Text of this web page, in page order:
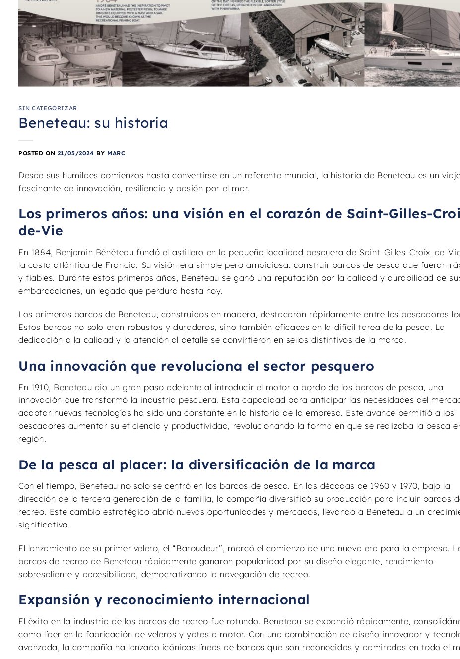
SIN CATEGORIZAR
Beneteau: su historia
POSTED ON 21/05/2024 BY MARC
Desde sus humildes comienzos hasta convertirse en un referente mundial, la historia de Beneteau es un viaje
fascinante de innovación, resiliencia y pasión por el mar.
Los primeros años: una visión en el corazón de Saint-Gilles-
de-Vie
En 1884, Benjamin Bénéteau fundó el astillero en la pequeña localidad pesquera de Saint-Gilles-Croix-de-
la costa atlántica de Francia. Su visión era simple pero ambiciosa: construir barcos de pesca que fueran
y fiables. Durante estos primeros años, Beneteau se ganó una reputación por la calidad y durabilidad de
embarcaciones, un legado que perdura hasta hoy.
Los primeros barcos de Beneteau, construidos en madera, destacaron rápidamente entre los pescadores
Estos barcos no solo eran robustos y duraderos, sino también eficaces en la difícil tarea de la pesca. La
dedicación a la calidad y la atención al detalle se convirtieron en sellos distintivos de la marca.
Una innovación que revoluciona el sector pesquero
En 1910, Beneteau dio un gran paso adelante al introducir el motor a bordo de los barcos de pesca, una
innovación que transformó la industria pesquera. Esta capacidad para anticipar las necesidades del
adaptar nuevas tecnologías ha sido una constante en la historia de la empresa. Este avance permitió a los
pescadores aumentar su eficiencia y productividad, revolucionando la forma en que se realizaba la pesca
región.
De la pesca al placer: la diversificación de la marca
Con el tiempo, Beneteau no solo se centró en los barcos de pesca. En las décadas de 1960 y 1970, bajo la
dirección de la tercera generación de la familia, la compañía diversificó su producción para incluir barcos
recreo. Este cambio estratégico abrió nuevas oportunidades y mercados, llevando a Beneteau a un
significativo.
El lanzamiento de su primer velero, el “Baroudeur”, marcó el comienzo de una nueva era para la empresa.
barcos de recreo de Beneteau rápidamente ganaron popularidad por su diseño elegante, rendimiento
sobresaliente y accesibilidad, democratizando la navegación de recreo.
Expansión y reconocimiento internacional
El éxito en la industria de los barcos de recreo fue rotundo. Beneteau se expandió rápidamente,
como líder en la fabricación de veleros y yates a motor. Con una combinación de diseño innovador y
avanzada, la compañía ha lanzado icónicas líneas de barcos que son reconocidas y admiradas en todo el